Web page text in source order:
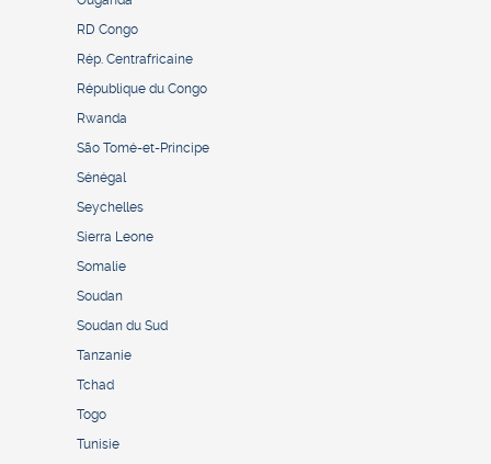
RD Congo
Rép. Centrafricaine
République du Congo
Rwanda
São Tomé-et-Principe
Sénégal
Seychelles
Sierra Leone
Somalie
Soudan
Soudan du Sud
Tanzanie
Tchad
Togo
Tunisie